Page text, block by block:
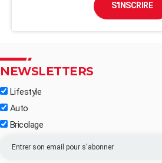
S'INSCRIRE
NEWSLETTERS
Lifestyle
Auto
Bricolage